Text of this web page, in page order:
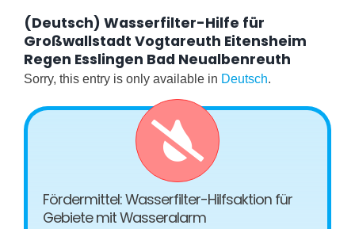
(Deutsch) Wasserfilter-Hilfe für
Großwallstadt Vogtareuth Eitensheim
Regen Esslingen Bad Neualbenreuth
Sorry, this entry is only available in Deutsch.
Fördermittel: Wasserfilter-Hilfsaktion für
Gebiete mit Wasseralarm